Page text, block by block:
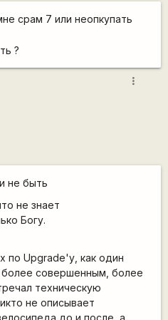
срам 7 или неопкупать
?
more_vert
не быть
не знает
Богу.
по Upgrade'у, как один
более совершенным, более
техническую
не описывает
до и после, а